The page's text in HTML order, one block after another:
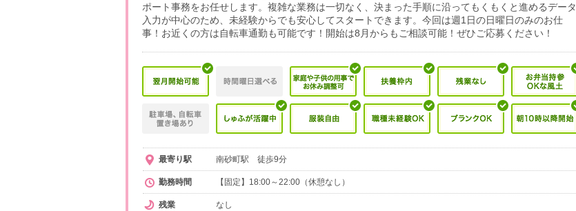
ポート事務をお任せします。複雑な業務は一切なく、決まった手順に沿ってもくもくと進めるデータ
入力が中心のため、未経験からでも安心してスタートできます。今回は週1日の日曜日のみのお仕
事！お近くの方は自転車通勤も可能です！開始は8月からもご相談可能！ぜひご応募ください！
最寄り駅 南砂町駅 徒歩9分
勤務時間 【固定】18:00～22:00（休憩なし）
残業 なし